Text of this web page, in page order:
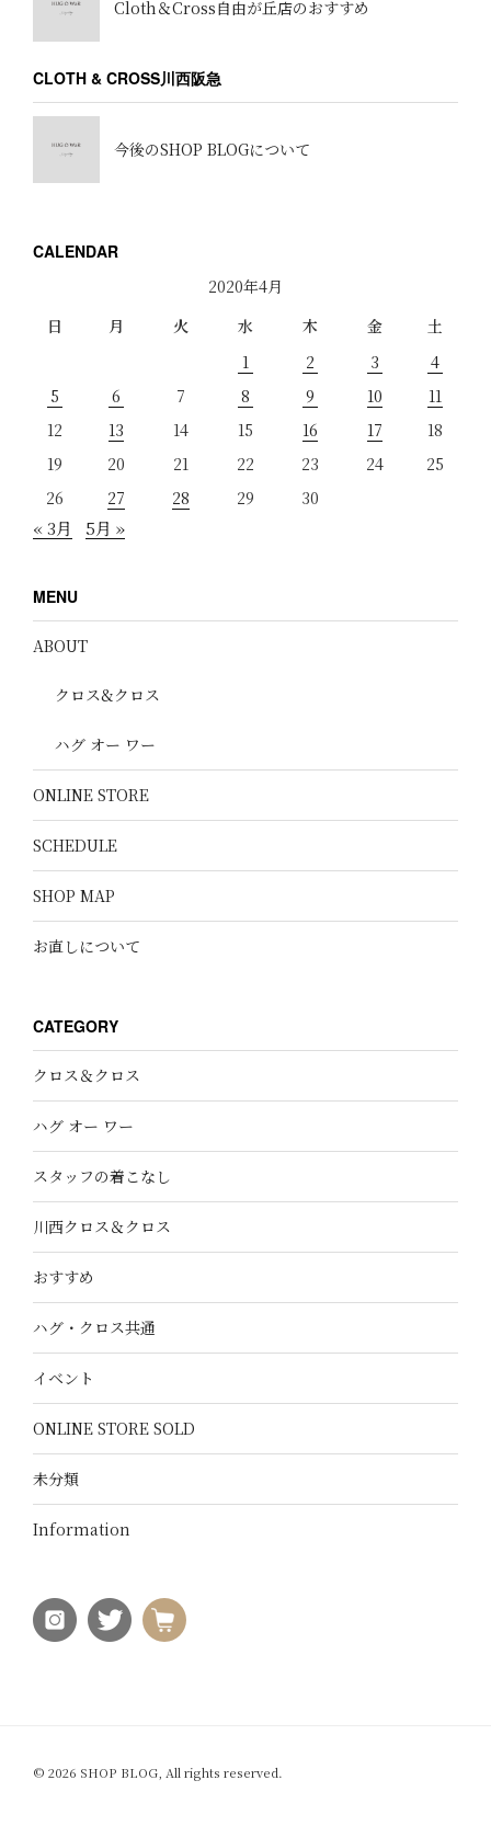
Cloth＆Cross自由が丘店のおすすめ
CLOTH & CROSS川西阪急
今後のSHOP BLOGについて
CALENDAR
2020年4月
日
月 火 水 木 金
土
1
2 3
4
5
6 7 8 9 10
11
12
13 14 15 16 17
18
19
20 21 22 23 24
25
26
27 28 29 30
« 3月 5月 »
MENU
ABOUT
クロス&クロス
ハグ オー ワー
ONLINE STORE
SCHEDULE
SHOP MAP
お直しについて
CATEGORY
クロス＆クロス
ハグ オー ワー
スタッフの着こなし
川西クロス＆クロス
おすすめ
ハグ・クロス共通
イベント
ONLINE STORE SOLD
未分類
Information
© 2026 SHOP BLOG, All rights reserved.